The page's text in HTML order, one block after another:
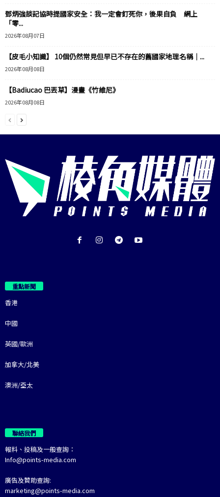
鄧炳強談記協時提國家安全：我一定會釘死你，後果自負 網上
「零...
2026年08月07日
【皮毛小知識】 10個仍然常見但早已不存在的舊國家地理名稱｜...
2026年08月08日
【Badiucao 巴丟草】漫畫《竹維尼》
2026年08月08日
重點新聞
香港
中國
英國/歐洲
加拿大/北美
澳洲/亞太
聯絡我們
報料、投稿及一般查詢：
Info@points-media.com
廣告及贊助查詢:
marketing@points-media.com